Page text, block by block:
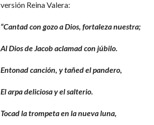
versión Reina Valera:
“Cantad con gozo a Dios, fortaleza nuestra;
Al Dios de Jacob aclamad con júbilo.
Entonad canción, y tañed el pandero,
El arpa deliciosa y el salterio.
Tocad la trompeta en la nueva luna,